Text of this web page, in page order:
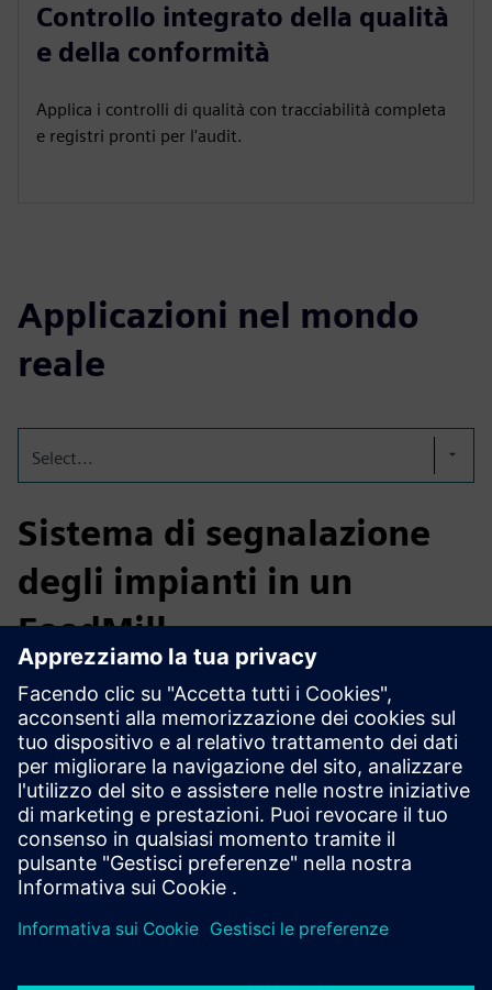
Controllo integrato della qualità
e della conformità
Applica i controlli di qualità con tracciabilità completa
e registri pronti per l'audit.
Applicazioni nel mondo
reale
Select...
Sistema di segnalazione
degli impianti in un
FeedMill
In un impianto Feedmill, ASM Hercules ha collegato
Siemens PCS 7 automatizzando l'esecuzione degli ordini, i
controlli di qualità e la tracciabilità. Risultato: cambi più
rapidi, tempi di inattività ridotti, rendimento migliorato,
piena disponibilità agli audit e visibilità in tempo reale,
aumentando l'efficienza senza interrompere i sistemi di
controllo